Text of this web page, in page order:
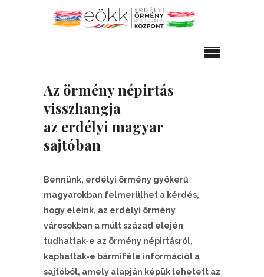
Az örmény népirtás
visszhangja
az erdélyi magyar
sajtóban
Bennünk, erdélyi örmény gyökerű
magyarokban felmerülhet a kérdés,
hogy eleink, az erdélyi örmény
városokban a múlt század elején
tudhattak-e az örmény népirtásról,
kaphattak-e bármiféle információt a
sajtóból, amely alapján képük lehetett az